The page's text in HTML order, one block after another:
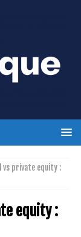
vs private equity :
equity :